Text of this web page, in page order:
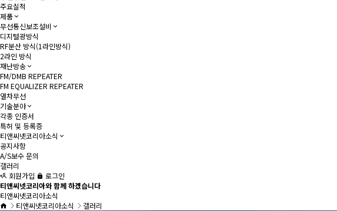
주요실적
제품
무선통신보조설비
디지털광방식
RF분산 방식(1라인방식)
2라인 방식
재난방송
FM/DMB REPEATER
FM EQUALIZER REPEATER
열차무선
기술분야
각종 인증서
특허 및 등록증
티앤씨넷코리아소식
공지사항
A/S보수 문의
갤러리
회원가입
로그인
티앤씨넷코리아와 함께 하겠습니다
티앤씨넷코리아소식
티앤씨넷코리아소식
갤러리